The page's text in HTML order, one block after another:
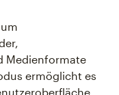
Medienformate
ermöglicht es